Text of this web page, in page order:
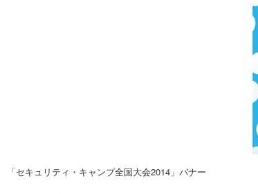
「セキュリティ・キャンプ全国大会2014」バナー